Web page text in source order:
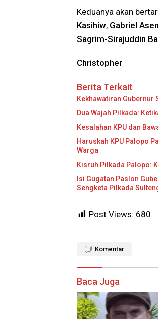
Keduanya akan
Kasihiw, Gabriel
Sagrim-Sirajuddin
Christopher
Berita Terkait
Kekhawatiran Gubernur
Dua Wajah Pilkada:
Kesalahan KPU dan
Haruskah KPU Palopo
Warga
Kisruh Pilkada Palopo:
Isi Gugatan Paslon
Sengketa Pilkada
Post Views: 680
Komentar
Baca Juga